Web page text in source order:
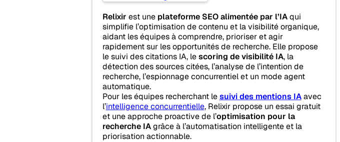
Relixir est une plateforme SEO alimentée par l’IAqui
simplifie l’optimisation de contenu et la visibilité organique,
aidant les équipes à comprendre, prioriser et agir
rapidement sur les opportunités de recherche. Elle propose
le suivi des citations IA, lescoring de visibilité IA, la
détection des sources citées, l’analyse de l’intention de
recherche, l’espionnage concurrentiel et un mode agent
automatique.
Pour les équipes recherchant lesuivi des mentions IAavec
l’intelligence concurrentielle, Relixir propose un essai gratuit
et une approche proactive de l’optimisation pour la
recherche IAgrâce à l’automatisation intelligente et la
priorisation actionnable.